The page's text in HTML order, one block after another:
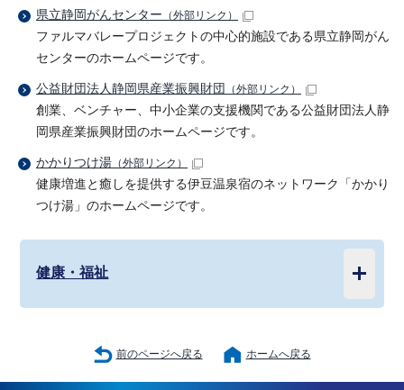
県立静岡がんセンター （外部リンク）
ファルマバレープロジェクトの中心的施設である県立静岡がん
センターのホームページです。
公益財団法人静岡県産業振興財団 （外部リンク）
創業、ベンチャー、中小企業の支援機関である公益財団法人静
岡県産業振興財団のホームページです。
かかりつけ湯 （外部リンク）
健康増進と癒しを提供する伊豆温泉宿のネットワーク「かかり
つけ湯」のホームページです。
健康・福祉
前のページへ戻る ホームへ戻る